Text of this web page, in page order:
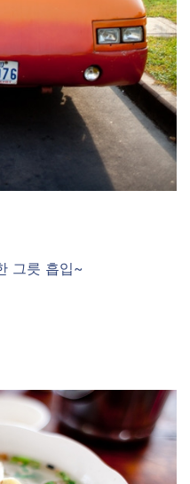
그릇 흡입~